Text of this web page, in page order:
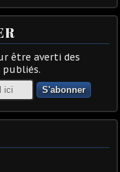
être averti des